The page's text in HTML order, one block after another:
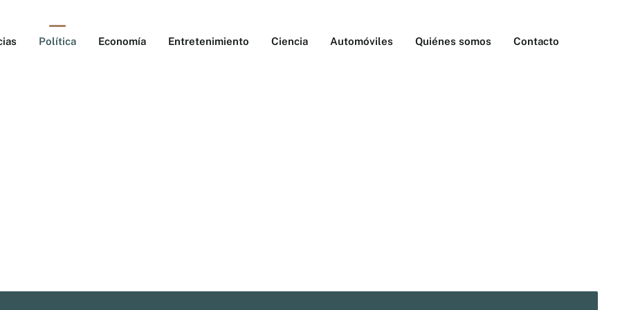
Política Economía Entretenimiento Ciencia Automóviles Quiénes somos Contacto